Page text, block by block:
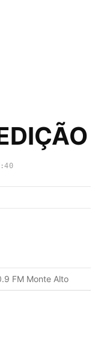
FM Monte Alto